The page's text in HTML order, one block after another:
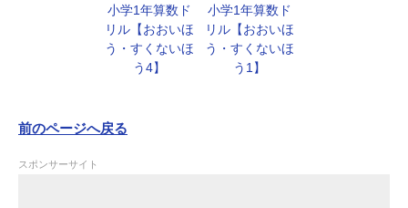
小学1年算数ド
リル【おおいほ
う・すくないほ
う4】
小学1年算数ド
リル【おおいほ
う・すくないほ
う1】
前のページへ戻る
スポンサーサイト